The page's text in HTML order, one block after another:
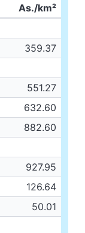
As./km²
359.37
551.27
632.60
882.60
927.95
126.64
50.01